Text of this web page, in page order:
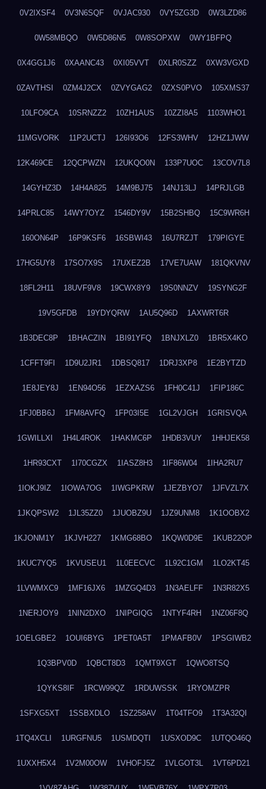
0V2IXSF4 0V3N6SQF 0VJAC930 0VY5ZG3D 0W3LZD86
0W58MBQO 0W5D86N5 0W8SOPXW 0WY1BFPQ
0X4GG1J6 0XAANC43 0XI05VVT 0XLR0SZZ 0XW3VGXD
0ZAVTHSI 0ZM4J2CX 0ZVYGAG2 0ZXS0PVO 105XMS37
10LFO9CA 10SRNZZ2 10ZH1AUS 10ZZI8A5 1103WHO1
11MGVORK 11P2UCTJ 126I93O6 12FS3WHV 12HZ1JWW
12K469CE 12QCPWZN 12UKQO0N 133P7UOC 13COV7L8
14GYHZ3D 14H4A825 14M9BJ75 14NJ13LJ 14PRJLGB
14PRLC85 14WY7OYZ 1546DY9V 15B2SHBQ 15C9WR6H
160ON64P 16P9KSF6 16SBWI43 16U7RZJT 179PIGYE
17HG5UY8 17SO7X9S 17UXEZ2B 17VE7UAW 181QKVNV
18FL2H11 18UVF9V8 19CWX8Y9 19S0NNZV 19SYNG2F
19V5GFDB 19YDYQRW 1AU5Q96D 1AXWRT6R
1B3DEC8P 1BHACZIN 1BI91YFQ 1BNJXLZ0 1BR5X4KO
1CFFT9FI 1D9U2JR1 1DBSQ817 1DRJ3XP8 1E2BYTZD
1E8JEY8J 1EN94O56 1EZXAZS6 1FH0C41J 1FIP186C
1FJ0BB6J 1FM8AVFQ 1FP03I5E 1GL2VJGH 1GRISVQA
1GWILLXI 1H4L4ROK 1HAKMC6P 1HDB3VUY 1HHJEK58
1HR93CXT 1I70CGZX 1IASZ8H3 1IF86W04 1IHA2RU7
1IOKJ9IZ 1IOWA7OG 1IWGPKRW 1JEZBYO7 1JFVZL7X
1JKQPSW2 1JL35ZZ0 1JUOBZ9U 1JZ9UNM8 1K1OOBX2
1KJONM1Y 1KJVH227 1KMG68BO 1KQW0D9E 1KUB22OP
1KUC7YQ5 1KVUSEU1 1L0EECVC 1L92C1GM 1LO2KT45
1LVWMXC9 1MF16JX6 1MZGQ4D3 1N3AELFF 1N3R82X5
1NERJOY9 1NIN2DXO 1NIPGIQG 1NTYF4RH 1NZ06F8Q
1OELGBE2 1OUI6BYG 1PET0A5T 1PMAFB0V 1PSGIWB2
1Q3BPV0D 1QBCT8D3 1QMT9XGT 1QWO8TSQ
1QYKS8IF 1RCW99QZ 1RDUWSSK 1RYOMZPR
1SFXG5XT 1SSBXDLO 1SZ258AV 1T04TFO9 1T3A32QI
1TQ4XCLI 1URGFNU5 1USMDQTI 1USXOD9C 1UTQO46Q
1UXXH5X4 1V2M00OW 1VHOFJ5Z 1VLGOT3L 1VT6PD21